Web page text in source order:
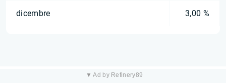
dicembre 3,00 %
▼ Ad by Refinery89